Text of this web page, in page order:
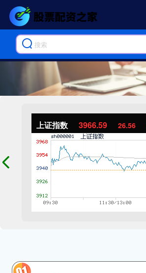
上证指数 3966.59 26.56